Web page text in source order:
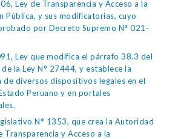
Ley de Transparencia y Acceso a la
Pública, y sus modificatorias, cuyo
por Decreto Supremo N° 021-
Ley que modifica el párrafo 38.3 del
la Ley N° 27444, y establece la
de diversos dispositivos legales en el
Peruano y en portales
N° 1353, que crea la Autoridad
Transparencia y Acceso a la